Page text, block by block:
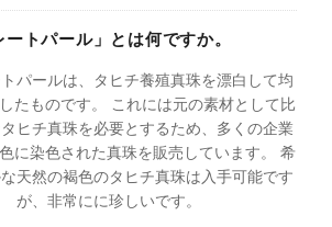
ートパール」とは何ですか。
パールは、タヒチ養殖真珠を漂白して均
たものです。 これには元の素材として比
ヒチ真珠を必要とするため、多くの企業
に染色された真珠を販売しています。 希
天然の褐色のタヒチ真珠は入手可能です
が、非常にに珍しいです。